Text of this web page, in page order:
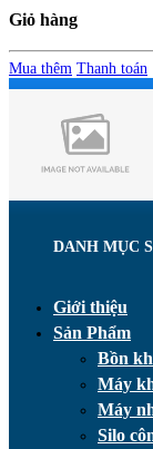
Giỏ hàng
Mua thêm Thanh toán
DANH MỤC
Giới thiệu
Sản Phẩm
Bồn
Máy
Máy
Silo